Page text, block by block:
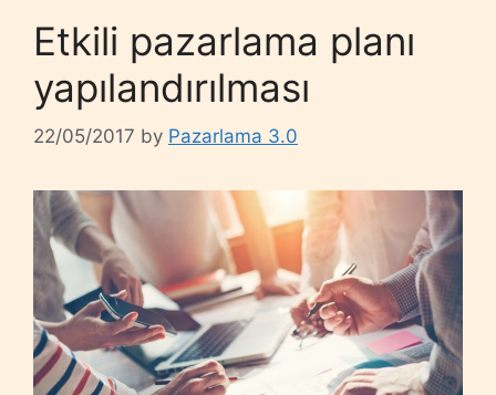
Etkili pazarlama planı
yapılandırılması
22/05/2017 by Pazarlama 3.0